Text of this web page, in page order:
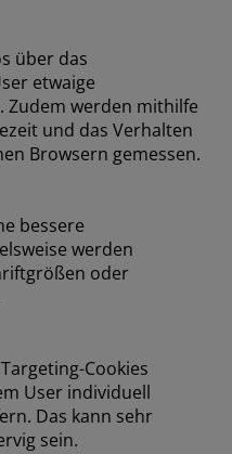
über das
etwaige
Zudem werden mithilfe
und das Verhalten
Browsern gemessen.
bessere
werden
oder
Cookies
User individuell
Das kann sehr
sein.